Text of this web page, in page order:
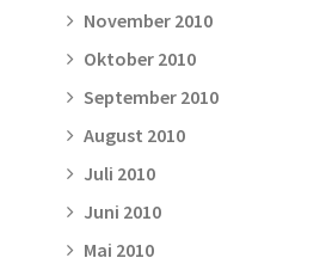
November 2010
Oktober 2010
September 2010
August 2010
Juli 2010
Juni 2010
Mai 2010